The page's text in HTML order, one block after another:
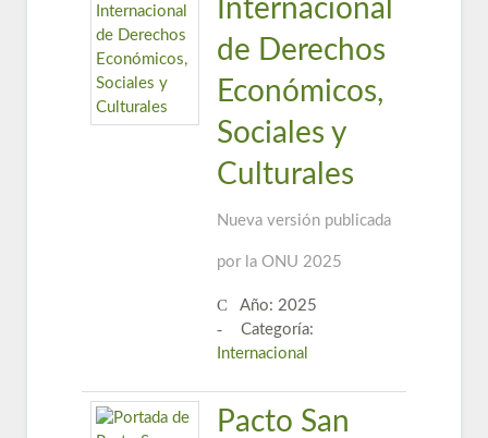
Internacional
de Derechos
Económicos,
Sociales y
Culturales
Nueva versión publicada
por la ONU 2025
Año: 2025
Categoría:
Internacional
Pacto San